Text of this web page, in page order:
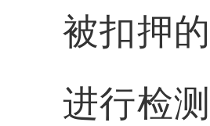
被扣押
进行检